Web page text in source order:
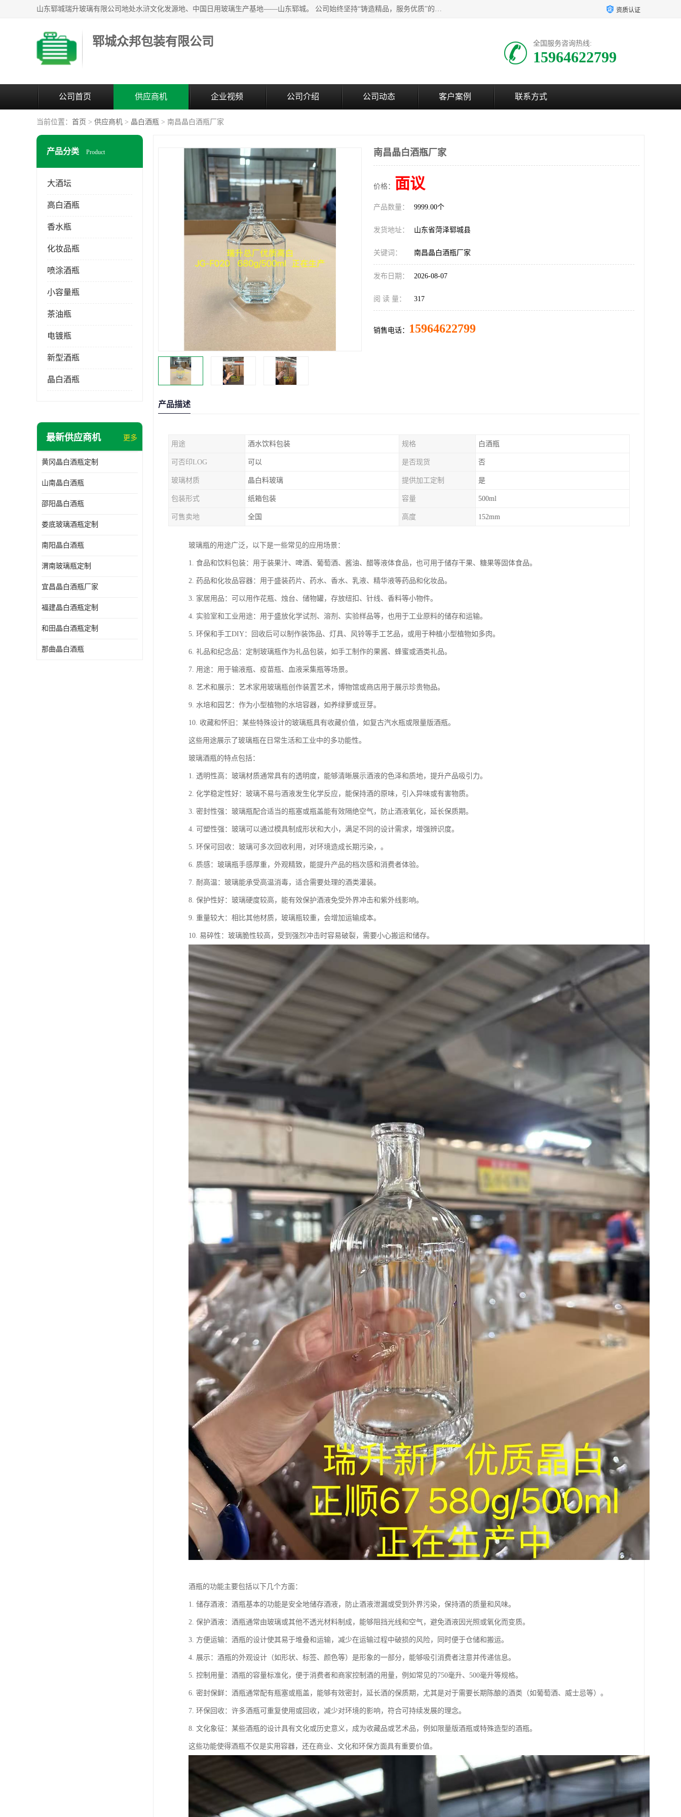
山东郓城瑞升玻璃有限公司地处水浒文化发源地、中国日用玻璃生产基地——山东郓城。 公司始终坚持“铸造精品，服务优质”的经营理念，斥资8000多万元引进国内先进的水晶料手工瓶生产线6条，晶白料8S机生产线8条，并引进人工挑料生产异型瓶和水晶玻璃瓶盖生产线。 资质认证
郓城众邦包装有限公司 全国服务咨询热线:
15964622799
公司首页 供应商机 企业视频 公司介绍 公司动态 客户案例 联系方式
当前位置： 首页 > 供应商机 > 晶白酒瓶 > 南昌晶白酒瓶厂家
产品分类 Product
大酒坛
高白酒瓶
香水瓶
化妆品瓶
喷涂酒瓶
小容量瓶
茶油瓶
电镀瓶
新型酒瓶
晶白酒瓶
最新供应商机 更多
黄冈晶白酒瓶定制
山南晶白酒瓶
邵阳晶白酒瓶
娄底玻璃酒瓶定制
南阳晶白酒瓶
渭南玻璃瓶定制
宜昌晶白酒瓶厂家
福建晶白酒瓶定制
和田晶白酒瓶定制
那曲晶白酒瓶
南昌晶白酒瓶厂家
价格： 面议
产品数量： 9999.00个
发货地址： 山东省菏泽郓城县
关键词： 南昌晶白酒瓶厂家
发布日期： 2026-08-07
阅 读 量： 317
销售电话： 15964622799
产品描述
用途 酒水饮料包装 规格 白酒瓶
可否印LOG 可以 是否现货 否
玻璃材质 晶白料玻璃 提供加工定制 是
包装形式 纸箱包装 容量 500ml
可售卖地 全国 高度 152mm
玻璃瓶的用途广泛，以下是一些常见的应用场景：
1. 食品和饮料包装：用于装果汁、啤酒、葡萄酒、酱油、醋等液体食品，也可用于储存干果、糖果等固体食品。
2. 药品和化妆品容器：用于盛装药片、药水、香水、乳液、精华液等药品和化妆品。
3. 家居用品：可以用作花瓶、烛台、储物罐，存放纽扣、针线、香料等小物件。
4. 实验室和工业用途：用于盛放化学试剂、溶剂、实验样品等，也用于工业原料的储存和运输。
5. 环保和手工DIY：回收后可以制作装饰品、灯具、风铃等手工艺品，或用于种植小型植物如多肉。
6. 礼品和纪念品：定制玻璃瓶作为礼品包装，如手工制作的果酱、蜂蜜或酒类礼品。
7. 用途：用于输液瓶、疫苗瓶、血液采集瓶等场景。
8. 艺术和展示：艺术家用玻璃瓶创作装置艺术，博物馆或商店用于展示珍贵物品。
9. 水培和园艺：作为小型植物的水培容器，如养绿萝或豆芽。
10. 收藏和怀旧：某些特殊设计的玻璃瓶具有收藏价值，如复古汽水瓶或限量版酒瓶。
这些用途展示了玻璃瓶在日常生活和工业中的多功能性。
玻璃酒瓶的特点包括：
1. 透明性高：玻璃材质通常具有的透明度，能够清晰展示酒液的色泽和质地，提升产品吸引力。
2. 化学稳定性好：玻璃不易与酒液发生化学反应，能保持酒的原味，引入异味或有害物质。
3. 密封性强：玻璃瓶配合适当的瓶塞或瓶盖能有效隔绝空气，防止酒液氧化，延长保质期。
4. 可塑性强：玻璃可以通过模具制成形状和大小，满足不同的设计需求，增强辨识度。
5. 环保可回收：玻璃可多次回收利用，对环境造成长期污染，。
6. 质感：玻璃瓶手感厚重，外观精致，能提升产品的档次感和消费者体验。
7. 耐高温：玻璃能承受高温消毒，适合需要处理的酒类灌装。
8. 保护性好：玻璃硬度较高，能有效保护酒液免受外界冲击和紫外线影响。
9. 重量较大：相比其他材质，玻璃瓶较重，会增加运输成本。
10. 易碎性：玻璃脆性较高，受到强烈冲击时容易破裂，需要小心搬运和储存。
酒瓶的功能主要包括以下几个方面：
1. 储存酒液：酒瓶基本的功能是安全地储存酒液，防止酒液泄漏或受到外界污染，保持酒的质量和风味。
2. 保护酒液：酒瓶通常由玻璃或其他不透光材料制成，能够阻挡光线和空气，避免酒液因光照或氧化而变质。
3. 方便运输：酒瓶的设计使其易于堆叠和运输，减少在运输过程中破损的风险，同时便于仓储和搬运。
4. 展示：酒瓶的外观设计（如形状、标签、颜色等）是形象的一部分，能够吸引消费者注意并传递信息。
5. 控制用量：酒瓶的容量标准化，便于消费者和商家控制酒的用量，例如常见的750毫升、500毫升等规格。
6. 密封保鲜：酒瓶通常配有瓶塞或瓶盖，能够有效密封，延长酒的保质期，尤其是对于需要长期陈酿的酒类（如葡萄酒、威士忌等）。
7. 环保回收：许多酒瓶可重复使用或回收，减少对环境的影响，符合可持续发展的理念。
8. 文化象征：某些酒瓶的设计具有文化或历史意义，成为收藏品或艺术品，例如限量版酒瓶或特殊造型的酒瓶。
这些功能使得酒瓶不仅是实用容器，还在商业、文化和环保方面具有重要价值。